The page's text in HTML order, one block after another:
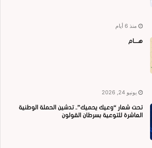
منذ 6 أيام
هــــام
يونيو 24, 2026
تحت شعار “وعيك يحميك”.. تدشين الحملة الوطنية
العاشرة للتوعية بسرطان القولون